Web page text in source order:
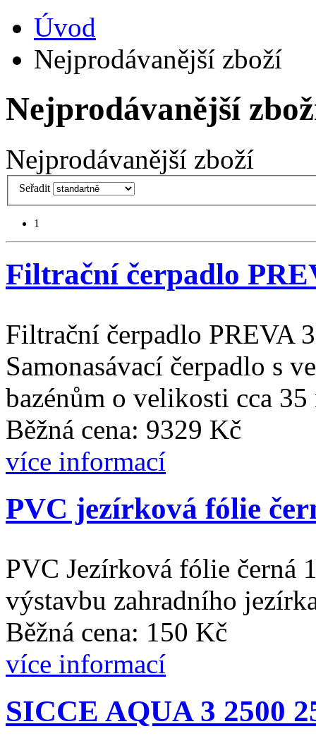
Úvod
Nejprodávanější zboží
Nejprodávanější
Nejprodávanější zboží
Seřadit
1
Filtrační čerpadlo
Filtrační čerpadlo PREVA
Samonasávací čerpadlo s
bazénům o velikosti cca 35
Běžná cena: 9329 Kč
více informací
PVC jezírková fólie
PVC Jezírková fólie černá
výstavbu zahradního
Běžná cena: 150 Kč
více informací
SICCE AQUA 3 2500